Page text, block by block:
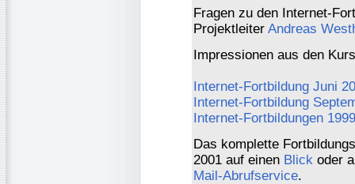
Fragen zu den Internet-
Projektleiter Andreas
Impressionen aus den
Internet-Fortbildung Juni
Internet-Fortbildung
Internet-Fortbildungen 1999
Das komplette
2001 auf einen Blick oder
Mail-Abrufservice.